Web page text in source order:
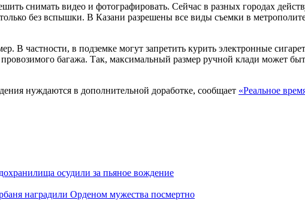
снимать видео и фотографировать. Сейчас в разных городах
без вспышки. В Казани разрешены все виды съемки в
В частности, в подземке могут запретить курить электронные
багажа. Так, максимальный размер ручной клади может
нуждаются в дополнительной доработке, сообщает «Реальное
осудили за пьяное вождение
наградили Орденом мужества посмертно